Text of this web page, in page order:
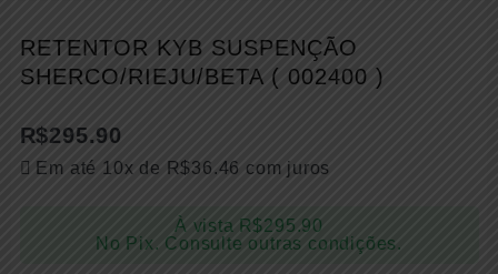
RETENTOR KYB SUSPENÇÃO
SHERCO/RIEJU/BETA ( 002400 )
R$295.90
Em até 10x de R$36.46 com juros
À vista R$295.90
No Pix. Consulte outras condições.